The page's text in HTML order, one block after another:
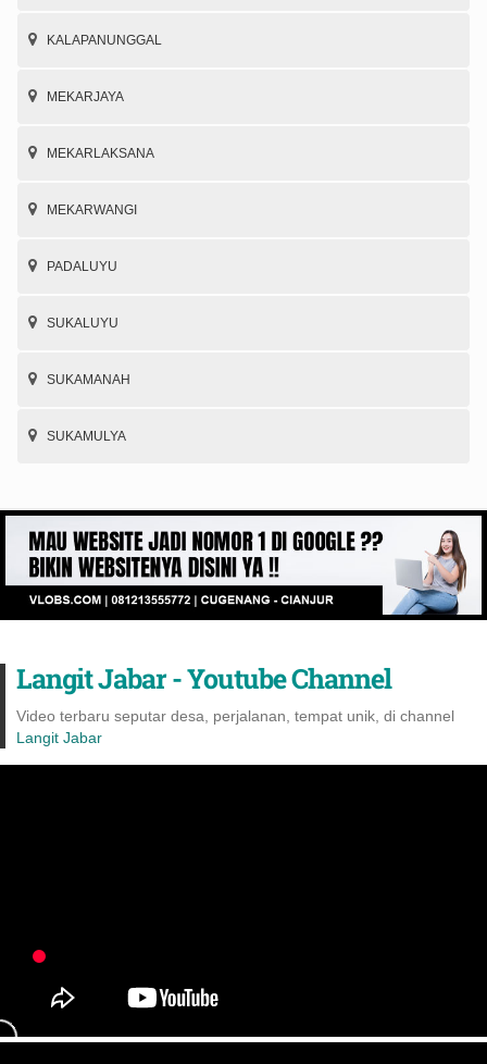
KALAPANUNGGAL
MEKARJAYA
MEKARLAKSANA
MEKARWANGI
PADALUYU
SUKALUYU
SUKAMANAH
SUKAMULYA
Langit Jabar - Youtube Channel
Video terbaru seputar desa, perjalanan, tempat unik, di channel
Langit Jabar